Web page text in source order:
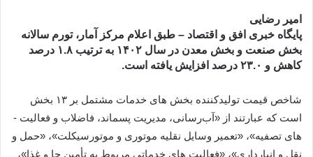
امیر رضایی
پایگاه خبری افق و اقتصاد – طبق اعلام مرکز آمار، تورم سالانه
بخش صنعت و بخش معدن در سال ۱۴۰۲ به ترتیب ۱.۸ درصد
کاهش و ۲۳.۰ درصد افزایش یافته است.
شاخص قیمت تولیدکننده بخش های خدمات مشتمل بر ۱۳ بخش
است که عبارتند از «آب‌رسانی، مدیریت پسماند، فاضلاب و فعالیت ­
های تصفیه»، «تعمیر وسایل نقلیه موتوری و موتورسیکلت»، «حمل و
نقل و انبارداری»، «فعالیت­ های خدماتی مربوط به تأمین جا و غذا»،